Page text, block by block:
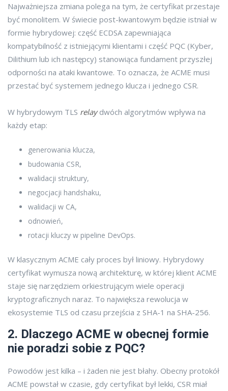
Najważniejsza zmiana polega na tym, że certyfikat przestaje
być monolitem. W świecie post-kwantowym będzie istniał w
formie hybrydowej: część ECDSA zapewniająca
kompatybilność z istniejącymi klientami i część PQC (Kyber,
Dilithium lub ich następcy) stanowiąca fundament przyszłej
odporności na ataki kwantowe. To oznacza, że ACME musi
przestać być systemem jednego klucza i jednego CSR.
W hybrydowym TLS relaydwóch algorytmów wpływa na
każdy etap:
generowania klucza,
budowania CSR,
walidacji struktury,
negocjacji handshaku,
walidacji w CA,
odnowień,
rotacji kluczy w pipeline DevOps.
W klasycznym ACME cały proces był liniowy. Hybrydowy
certyfikat wymusza nową architekturę, w której klient ACME
staje się narzędziem orkiestrującym wiele operacji
kryptograficznych naraz. To największa rewolucja w
ekosystemie TLS od czasu przejścia z SHA-1 na SHA-256.
2. Dlaczego ACME w obecnej formie
nie poradzi sobie z PQC?
Powodów jest kilka – i żaden nie jest błahy. Obecny protokół
ACME powstał w czasie, gdy certyfikat był lekki, CSR miał